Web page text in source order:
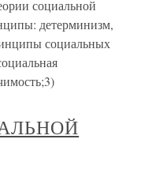
социальной
детерминизм,
социальных